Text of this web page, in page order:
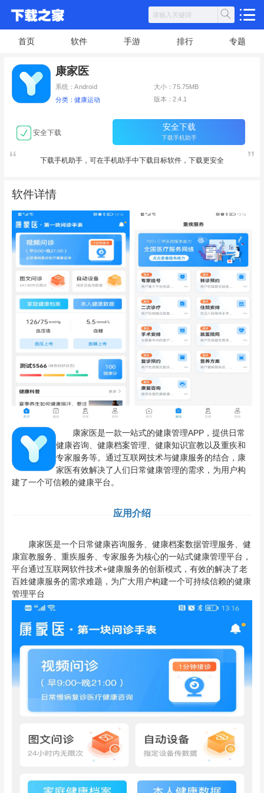
首页 软件 手游 排行 专题
康家医
系统：Android 大小：75.75MB
分类：健康运动 版本：2.4.1
安全下载
安全下载
下载手机助手
下载手机助手，可在手机助手中下载目标软件，下载更安全
软件详情
康家医是一款一站式的健康管理APP，提供日常
健康咨询、健康档案管理、健康知识宣教以及重疾和
专家服务等。通过互联网技术与健康服务的结合，康
家医有效解决了人们日常健康管理的需求，为用户构
建了一个可信赖的健康平台。
应用介绍
康家医是一个日常健康咨询服务、健康档案数据管理服务、健
康宣教服务、重疾服务、专家服务为核心的一站式健康管理平台，
平台通过互联网软件技术+健康服务的创新模式，有效的解决了老
百姓健康服务的需求难题，为广大用户构建一个可持续信赖的健康
管理平台